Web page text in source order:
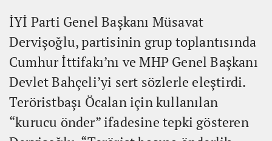
İYİ Parti Genel Başkanı Müsavat
Dervişoğlu, partisinin grup toplantısında
Cumhur İttifakı’nı ve MHP Genel Başkanı
Devlet Bahçeli’yi sert sözlerle eleştirdi.
Teröristbaşı Öcalan için kullanılan
“kurucu önder” ifadesine tepki gösteren